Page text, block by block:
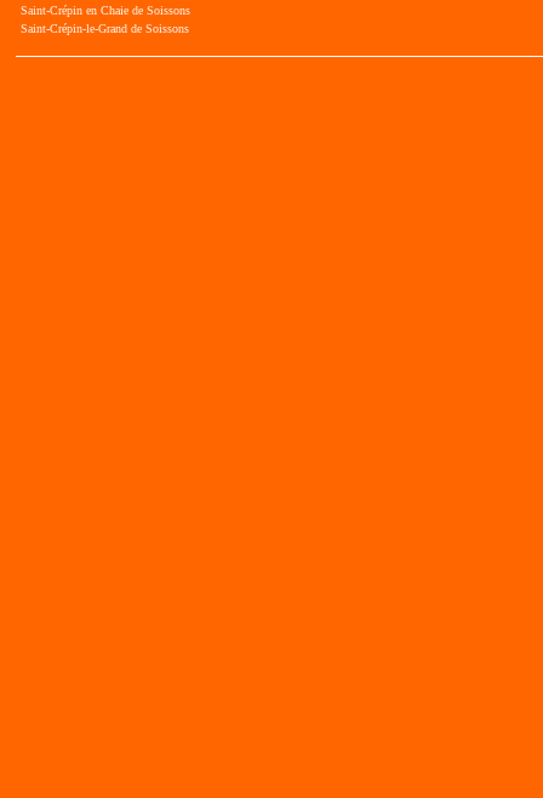
Saint-Crépin en Chaie de Soissons
Saint-Crépin-le-Grand de Soissons